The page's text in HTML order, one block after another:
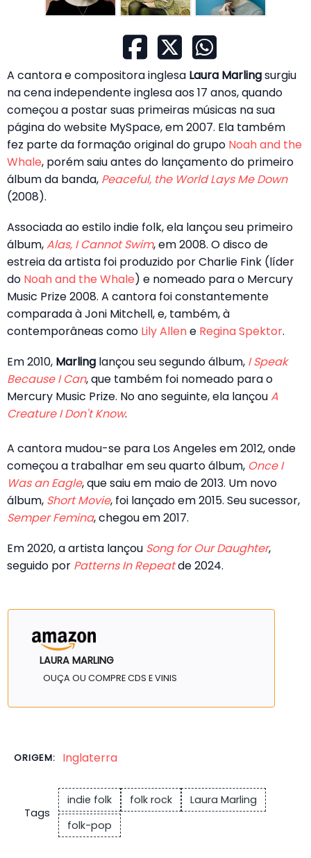
A cantora e compositora inglesa Laura Marlingsurgiu
na cena independente inglesa aos 17 anos, quando
começou a postar suas primeiras músicas na sua
página do website MySpace, em 2007. Ela também
fez parte da formação original do grupo Noah and the
Whale, porém saiu antes do lançamento do primeiro
álbum da banda, Peaceful, the World Lays Me Down
(2008).
Associada ao estilo indie folk, ela lançou seu primeiro
álbum,Alas, I Cannot Swim, em 2008. O disco de
estreia da artista foi produzido por Charlie Fink (líder
do Noah and the Whale) e nomeado para o Mercury
Music Prize 2008. A cantora foi constantemente
comparada à Joni Mitchell, e, também, à
contemporâneas como Lily Allene Regina Spektor.
Em 2010, Marling lançou seu segundo álbum, I Speak
Because I Can, que também foi nomeado para o
Mercury Music Prize. No ano seguinte, ela lançouA
Creature I Don't Know.
A cantora mudou-se para Los Angeles em 2012, onde
começou a trabalhar em seu quarto álbum, Once I
Was an Eagle, que saiu em maio de 2013. Um novo
álbum, Short Movie, foi lançado em 2015. Seu sucessor,
Semper Femina, chegou em 2017.
Em 2020, a artista lançou Song for Our Daughter,
seguido por Patterns In Repeatde 2024.
LAURA MARLING
OUÇA OU COMPRE CDS E VINIS
ORIGEM: Inglaterra
Tags
indie folk folk rock
Laura Marling
folk-pop